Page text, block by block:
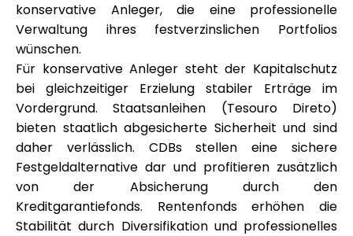
konservative Anleger, die eine professionelle
Verwaltung ihres festverzinslichen Portfolios
wünschen.
Für konservative Anleger steht der Kapitalschutz
bei gleichzeitiger Erzielung stabiler Erträge im
Vordergrund. Staatsanleihen (Tesouro Direto)
bieten staatlich abgesicherte Sicherheit und sind
daher verlässlich. CDBs stellen eine sichere
Festgeldalternative dar und profitieren zusätzlich
von der Absicherung durch den
Kreditgarantiefonds. Rentenfonds erhöhen die
Stabilität durch Diversifikation und professionelles